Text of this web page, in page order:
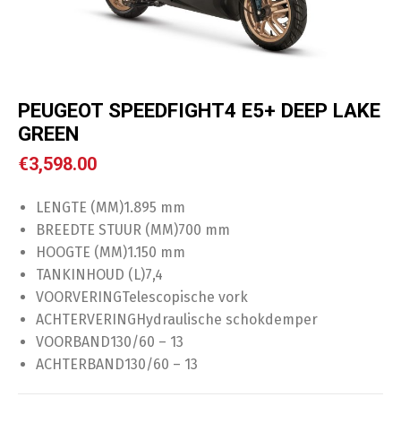
PEUGEOT SPEEDFIGHT4 E5+ DEEP LAKE
GREEN
€3,598.00
LENGTE (MM)1.895 mm
BREEDTE STUUR (MM)700 mm
HOOGTE (MM)1.150 mm
TANKINHOUD (L)7,4
VOORVERINGTelescopische vork
ACHTERVERINGHydraulische schokdemper
VOORBAND130/60 – 13
ACHTERBAND130/60 – 13